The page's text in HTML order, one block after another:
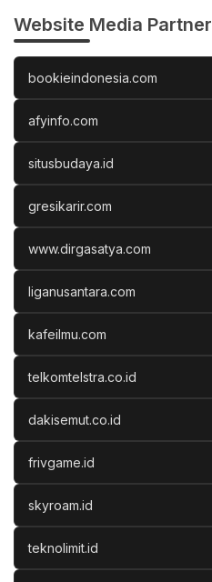
Website Media Partner
bookieindonesia.com
afyinfo.com
situsbudaya.id
gresikarir.com
www.dirgasatya.com
liganusantara.com
kafeilmu.com
telkomtelstra.co.id
dakisemut.co.id
frivgame.id
skyroam.id
teknolimit.id